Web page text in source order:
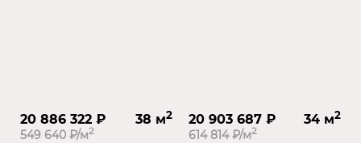
20 886 322 ₽ 38 м2
549 640 ₽/м2
20 903 687 ₽ 34 м2
614 814 ₽/м2